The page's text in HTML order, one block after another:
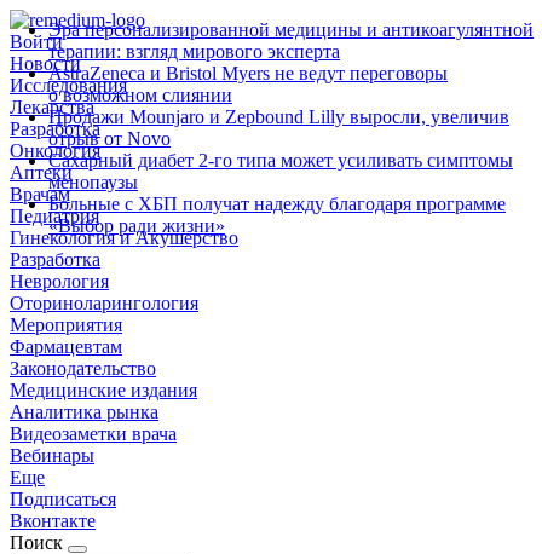
Войти
Новости
Исследования
Лекарства
Разработка
Онкология
Аптеки
Врачам
Педиатрия
Гинекология и Акушерство
Разработка
Неврология
Оториноларингология
Мероприятия
Фармацевтам
Законодательство
Медицинские издания
Аналитика рынка
Видеозаметки врача
Вебинары
Еще
Подписаться
Вконтакте
Поиск
Эра персонализированной медицины и антикоагулянтной
терапии: взгляд мирового эксперта
AstraZeneca и Bristol Myers не ведут переговоры
о возможном слиянии
Продажи Mounjaro и Zepbound Lilly выросли, увеличив
отрыв от Novo
Сахарный диабет 2‑го типа может усиливать симптомы
менопаузы
Больные с ХБП получат надежду благодаря программе
«Выбор ради жизни»